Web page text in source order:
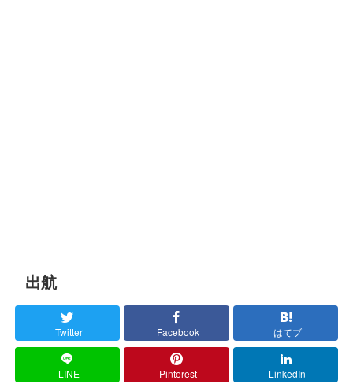
出航
Twitter Facebook はてブ
LINE Pinterest LinkedIn